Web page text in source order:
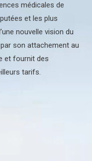
médicales de
et les plus
nouvelle vision du
son attachement au
et fournit des
tarifs.